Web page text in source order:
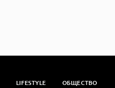
LIFESTYLE ОБЩЕСТВО